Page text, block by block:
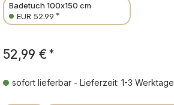
Badetuch 100x150 cm
EUR 52.99 *
52,99 € *
sofort lieferbar - Lieferzeit: 1-3 Werktage